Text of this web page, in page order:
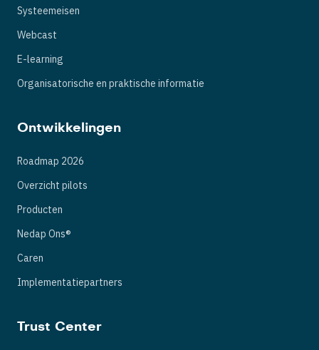
Systeemeisen
Webcast
E-learning
Organisatorische en praktische informatie
Ontwikkelingen
Roadmap 2026
Overzicht pilots
Producten
Nedap Ons®
Caren
Implementatiepartners
Trust Center